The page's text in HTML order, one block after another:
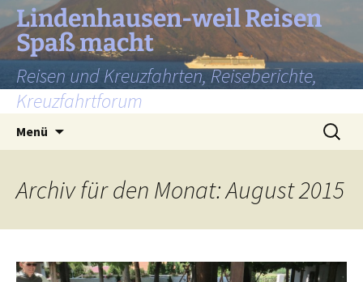
Lindenhausen-weil Reisen
Spaß macht
Reisen und Kreuzfahrten, Reiseberichte,
Kreuzfahrtforum
Menü
Suchen
nach:
Archiv für den Monat: August 2015